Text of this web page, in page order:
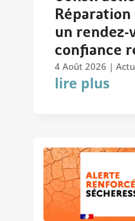
Réparation
un rendez-
confiance
4 Août 2026 |
lire plus